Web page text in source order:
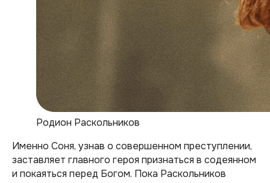
Родион Раскольников
Именно Соня, узнав о совершенном преступлении,
заставляет главного героя признаться в содеянном
и покаяться перед Богом. Пока Раскольников